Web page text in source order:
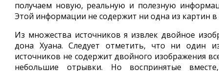
получаем новую, реальную и полезную
Этой информации не содержит ни одна из картин в
Из множества источников я извлек двойное
дона Хуана. Следует отметить, что ни один
источников не содержит двойного изображения
небольшие отрывки. Но воспринятые